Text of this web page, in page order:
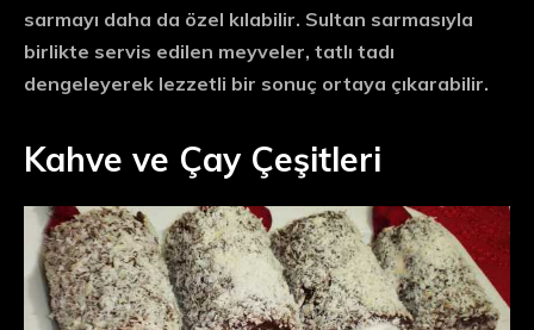
sarmayı daha da özel kılabilir. Sultan sarmasıyla
birlikte servis edilen meyveler, tatlı tadı
dengeleyerek lezzetli bir sonuç ortaya çıkarabilir.
Kahve ve Çay Çeşitleri